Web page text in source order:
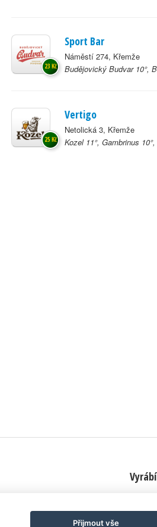
Sport Bar
Náměstí 274, Křemže
Budějovický Budvar 10°,
23 Kč
Vertigo
Netolická 3, Křemže
Kozel 11°, Gambrinus
25 Kč
©
Přijmout vše